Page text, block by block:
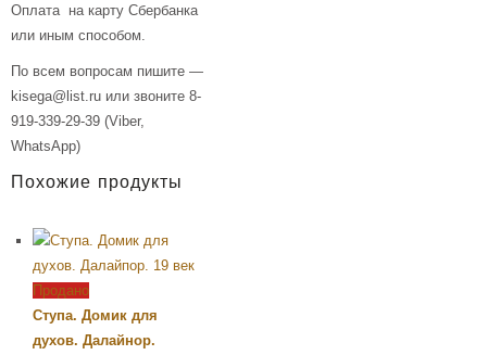
Оплата на карту Сбербанка
или иным способом.
По всем вопросам пишите —
kisega@list.ru или звоните 8-
919-339-29-39 (Viber,
WhatsApp)
Похожие продукты
Продано
Ступа. Домик для
духов. Далайнор.